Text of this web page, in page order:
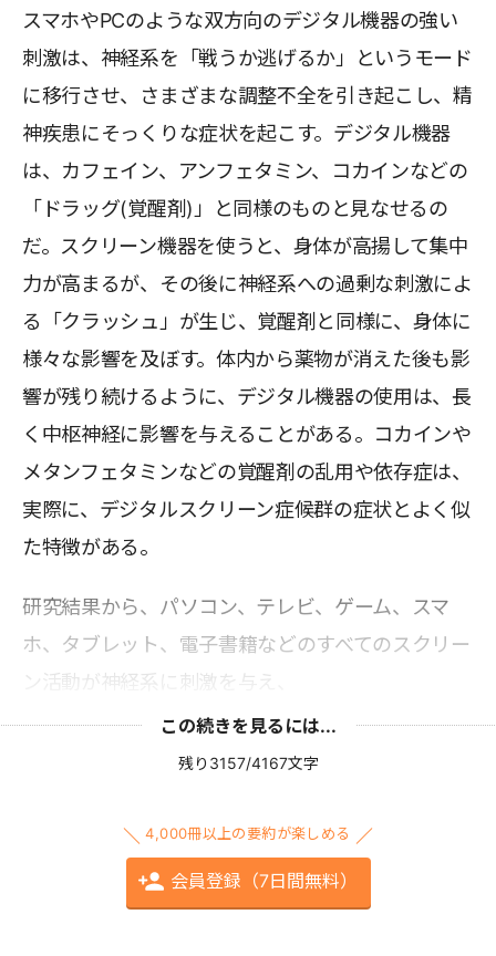
スマホやPCのような双方向のデジタル機器の強い
刺激は、神経系を「戦うか逃げるか」というモード
に移行させ、さまざまな調整不全を引き起こし、精
神疾患にそっくりな症状を起こす。デジタル機器
は、カフェイン、アンフェタミン、コカインなどの
「ドラッグ(覚醒剤)」と同様のものと見なせるの
だ。スクリーン機器を使うと、身体が高揚して集中
力が高まるが、その後に神経系への過剰な刺激によ
る「クラッシュ」が生じ、覚醒剤と同様に、身体に
様々な影響を及ぼす。体内から薬物が消えた後も影
響が残り続けるように、デジタル機器の使用は、長
く中枢神経に影響を与えることがある。コカインや
メタンフェタミンなどの覚醒剤の乱用や依存症は、
実際に、デジタルスクリーン症候群の症状とよく似
た特徴がある。
研究結果から、パソコン、テレビ、ゲーム、スマ
ホ、タブレット、電子書籍などのすべてのスクリー
ン活動が神経系に刺激を与え、
この続きを見るには...
残り3157/4167文字
4,000冊以上の要約が楽しめる
会員登録（7日間無料）